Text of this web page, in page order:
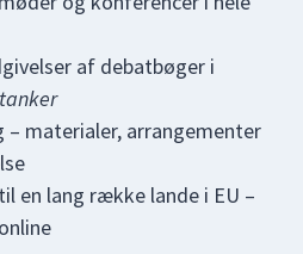
af debatbøger i
– materialer, arrangementer
en lang række lande i EU –